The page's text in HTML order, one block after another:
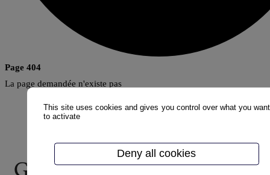
Page 404
La page demandée n'existe pas
This site uses cookies and gives you control over what you want
to activate
Deny all cookies